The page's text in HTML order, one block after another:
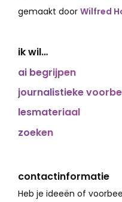
gemaakt door Wilfred
ik wil…
ai begrijpen
journalistieke
lesmateriaal
zoeken
contactinformatie
Heb je ideeën of